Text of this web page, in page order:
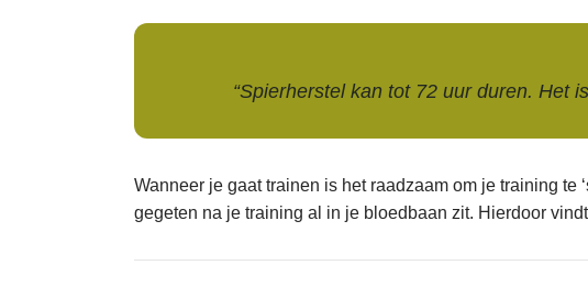
“Spierherstel kan tot 72 uur duren. Het
Wanneer je gaat trainen is het raadzaam om je training
gegeten na je training al in je bloedbaan zit. Hierdoor